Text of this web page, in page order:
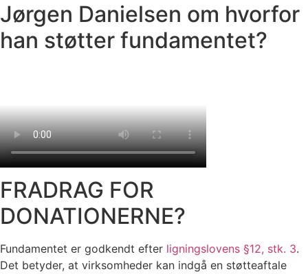
Jørgen Danielsen om hvorfor
han støtter fundamentet?
FRADRAG FOR
DONATIONERNE?
Fundamentet er godkendt efter ligningslovens §12, stk. 3.
Det betyder, at virksomheder kan indgå en støtteaftale